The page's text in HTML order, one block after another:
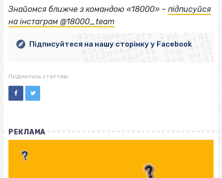
Знайомся ближче з командою «18000» – підписуйся
на інстаграм @18000_teamВІСІМНАДЦЯТЬ ТРИ НУЛІ
ВІСІМНАДЦЯТЬ ТРИ НУЛІ
ВІСІМНАДЦЯТЬ ТРИ НУЛІ
ВІСІМНАДЦЯТЬ ТРИ НУЛІ
ВІСІМНАДЦЯТЬ ТРИ НУЛІ
ВІСІМНАДЦЯТЬ ТРИ НУЛІ
ВІСІМНАДЦЯТЬ ТРИ НУЛІ
ВІСІМНАДЦЯТЬ ТРИ НУЛІ
Підписуйтеся на нашу сторінку у Facebook
Поділитись статтею
РЕКЛАМА